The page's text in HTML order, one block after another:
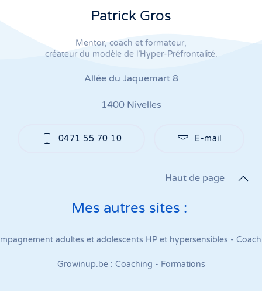
Patrick Gros
Mentor, coach et formateur,
créateur du modèle de l’Hyper-Préfrontalité.
Allée du Jaquemart 8
1400 Nivelles
0471 55 70 10 E-mail
Haut de page
Mes autres sites :
adultes et adolescents HP et hypersensibles -
Growinup.be : Coaching - Formations